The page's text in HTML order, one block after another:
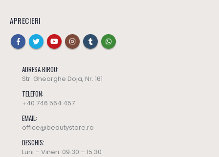
APRECIERI
ADRESA BIROU:
Str. Gheorghe Doja, Nr. 161
TELEFON:
+40 746 564 457
EMAIL:
office@beautystore.ro
DESCHIS:
Luni – Vineri: 09.30 – 15.30